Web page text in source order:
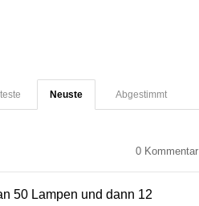
Abgestimmt
Neuste
0 Kommentar
50 Lampen und dann 12